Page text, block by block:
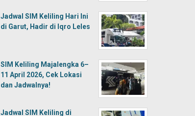
Jadwal SIM Keliling Hari Ini
di Garut, Hadir di Iqro Leles
SIM Keliling Majalengka 6–
11 April 2026, Cek Lokasi
dan Jadwalnya!
Jadwal SIM Keliling di